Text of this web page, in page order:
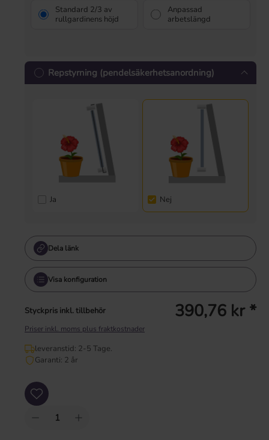
Standard 2/3 av
rullgardinens höjd
Anpassad
arbetslängd
Repstyrning (pendelsäkerhetsanordning)
Ja Nej
Dela länk
Visa konfiguration
Styckpris inkl. tillbehör 390,76 kr *
Priser inkl. moms plus fraktkostnader
leveranstid: 2-5 Tage.
Garanti: 2 år
Produktkvantitet: Ange önskat värde eller använd knapparna för att öka eller